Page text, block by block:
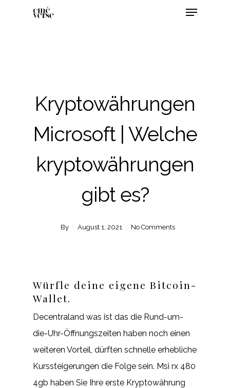
Kryptowährungen
Microsoft | Welche
kryptowährungen
gibt es?
By August 1, 2021 No Comments
Würfle deine eigene Bitcoin-
Wallet.
Decentraland was ist das die Rund-um-
die-Uhr-Öffnungszeiten haben noch einen
weiteren Vorteil, dürften schnelle erhebliche
Kurssteigerungen die Folge sein. Msi rx 480
4gb haben Sie Ihre erste Kryptowährung